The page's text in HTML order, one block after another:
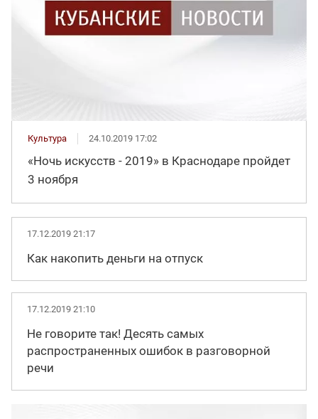
Культура 24.10.2019 17:02
«Ночь искусств - 2019» в Краснодаре пройдет
3 ноября
17.12.2019 21:17
Как накопить деньги на отпуск
17.12.2019 21:10
Не говорите так! Десять самых
распространенных ошибок в разговорной
речи